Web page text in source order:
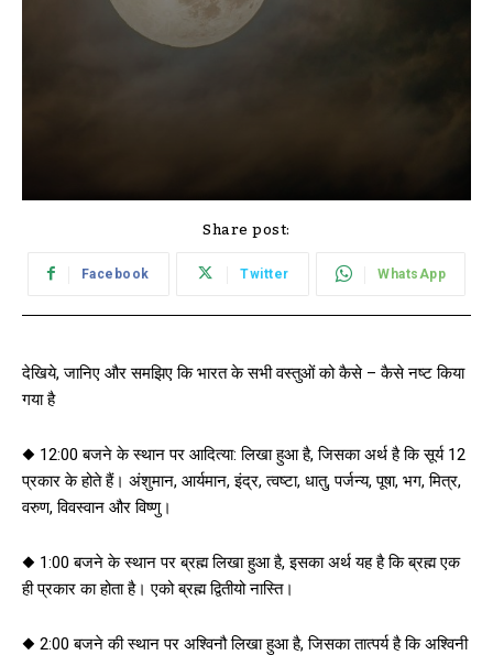
Share post:
Facebook Twitter WhatsApp
देखिये, जानिए और समझिए कि भारत के सभी वस्तुओं को कैसे – कैसे नष्ट किया
गया है
◆ 12:00 बजने के स्थान पर आदित्या: लिखा हुआ है, जिसका अर्थ है कि सूर्य 12
प्रकार के होते हैं। अंशुमान, आर्यमान, इंद्र, त्वष्टा, धातु, पर्जन्य, पूषा, भग, मित्र,
वरुण, विवस्वान और विष्णु।
◆ 1:00 बजने के स्थान पर ब्रह्म लिखा हुआ है, इसका अर्थ यह है कि ब्रह्म एक
ही प्रकार का होता है। एको ब्रह्म द्वितीयो नास्ति।
◆ 2:00 बजने की स्थान पर अश्विनौ लिखा हुआ है, जिसका तात्पर्य है कि अश्विनी